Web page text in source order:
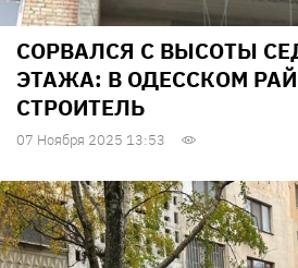
СОРВАЛСЯ С ВЫСОТЫ
ЭТАЖА: В ОДЕССКОМ
СТРОИТЕЛЬ
07 Ноября 2025 13:53